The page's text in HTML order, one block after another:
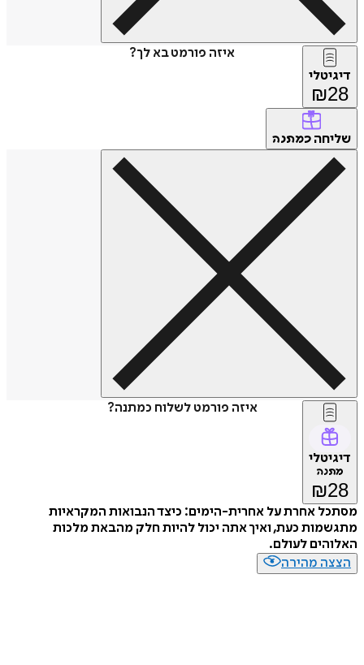
איזה פורמט בא לך?
דיגיטלי
₪28
שליחה כמתנה
איזה פורמט לשלוח כמתנה?
דיגיטלי
מתנה
₪28
מסתכל אחרת על אחרית-הימים: כיצד הנבואות המקראיות
מתגשמות כעת, ואיך אתה יכול להיות חלק מהבאת מלכות
האלוהים לעולם.
הצצה מהירה